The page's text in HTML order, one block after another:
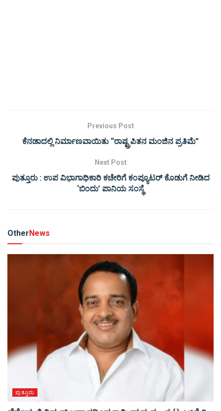
Previous Post
ಕೆನಡಾದಲ್ಲಿ ನಿರ್ಮಾಣವಾಯಿತು “ರಾಷ್ಟ್ರಪಿತನ ಮಂಜಿನ ಪ್ರತಿಮೆ”
Next Post
ಪುತ್ತೂರು : ಉಪ ವಿಭಾಗಾಧಿಕಾರಿ ಕಚೇರಿಗೆ ಕಂಪ್ಯೂಟರ್ ಕೊಡುಗೆ ನೀಡಿದ
‘ಬಿಂದು’ ಪಾನಿಯ ಸಂಸ್ಥೆ
OtherNews
ಪುತ್ತೂರು